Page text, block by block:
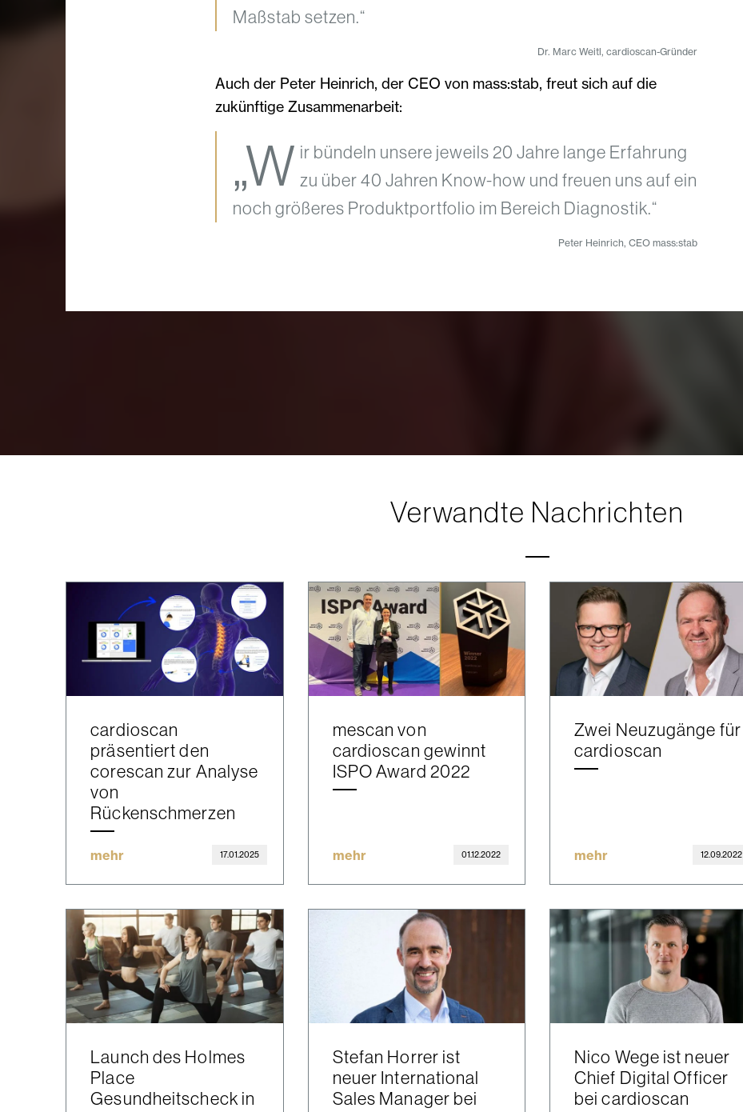
Maßstab setzen.“
Dr. Marc Weitl, cardioscan-Gründer
Auch der Peter Heinrich, der CEO von mass:stab, freut sich auf die
zukünftige Zusammenarbeit:
„W ir bündeln unsere jeweils 20 Jahre lange Erfahrung
zu über 40 Jahren Know-how und freuen uns auf ein
noch größeres Produktportfolio im Bereich Diagnostik.“
Peter Heinrich, CEO mass:stab
Verwandte Nachrichten
cardioscan
präsentiert den
corescan zur Analyse
von
Rückenschmerzen
mehr 17.01.2025
mescan von
cardioscan gewinnt
ISPO Award 2022
mehr 01.12.2022
Zwei Neuzugänge für
cardioscan
mehr 12.09.2022
Launch des Holmes
Place
Gesundheitscheck in
Stefan Horrer ist
neuer International
Sales Manager bei
Nico Wege ist neuer
Chief Digital Officer
bei cardioscan